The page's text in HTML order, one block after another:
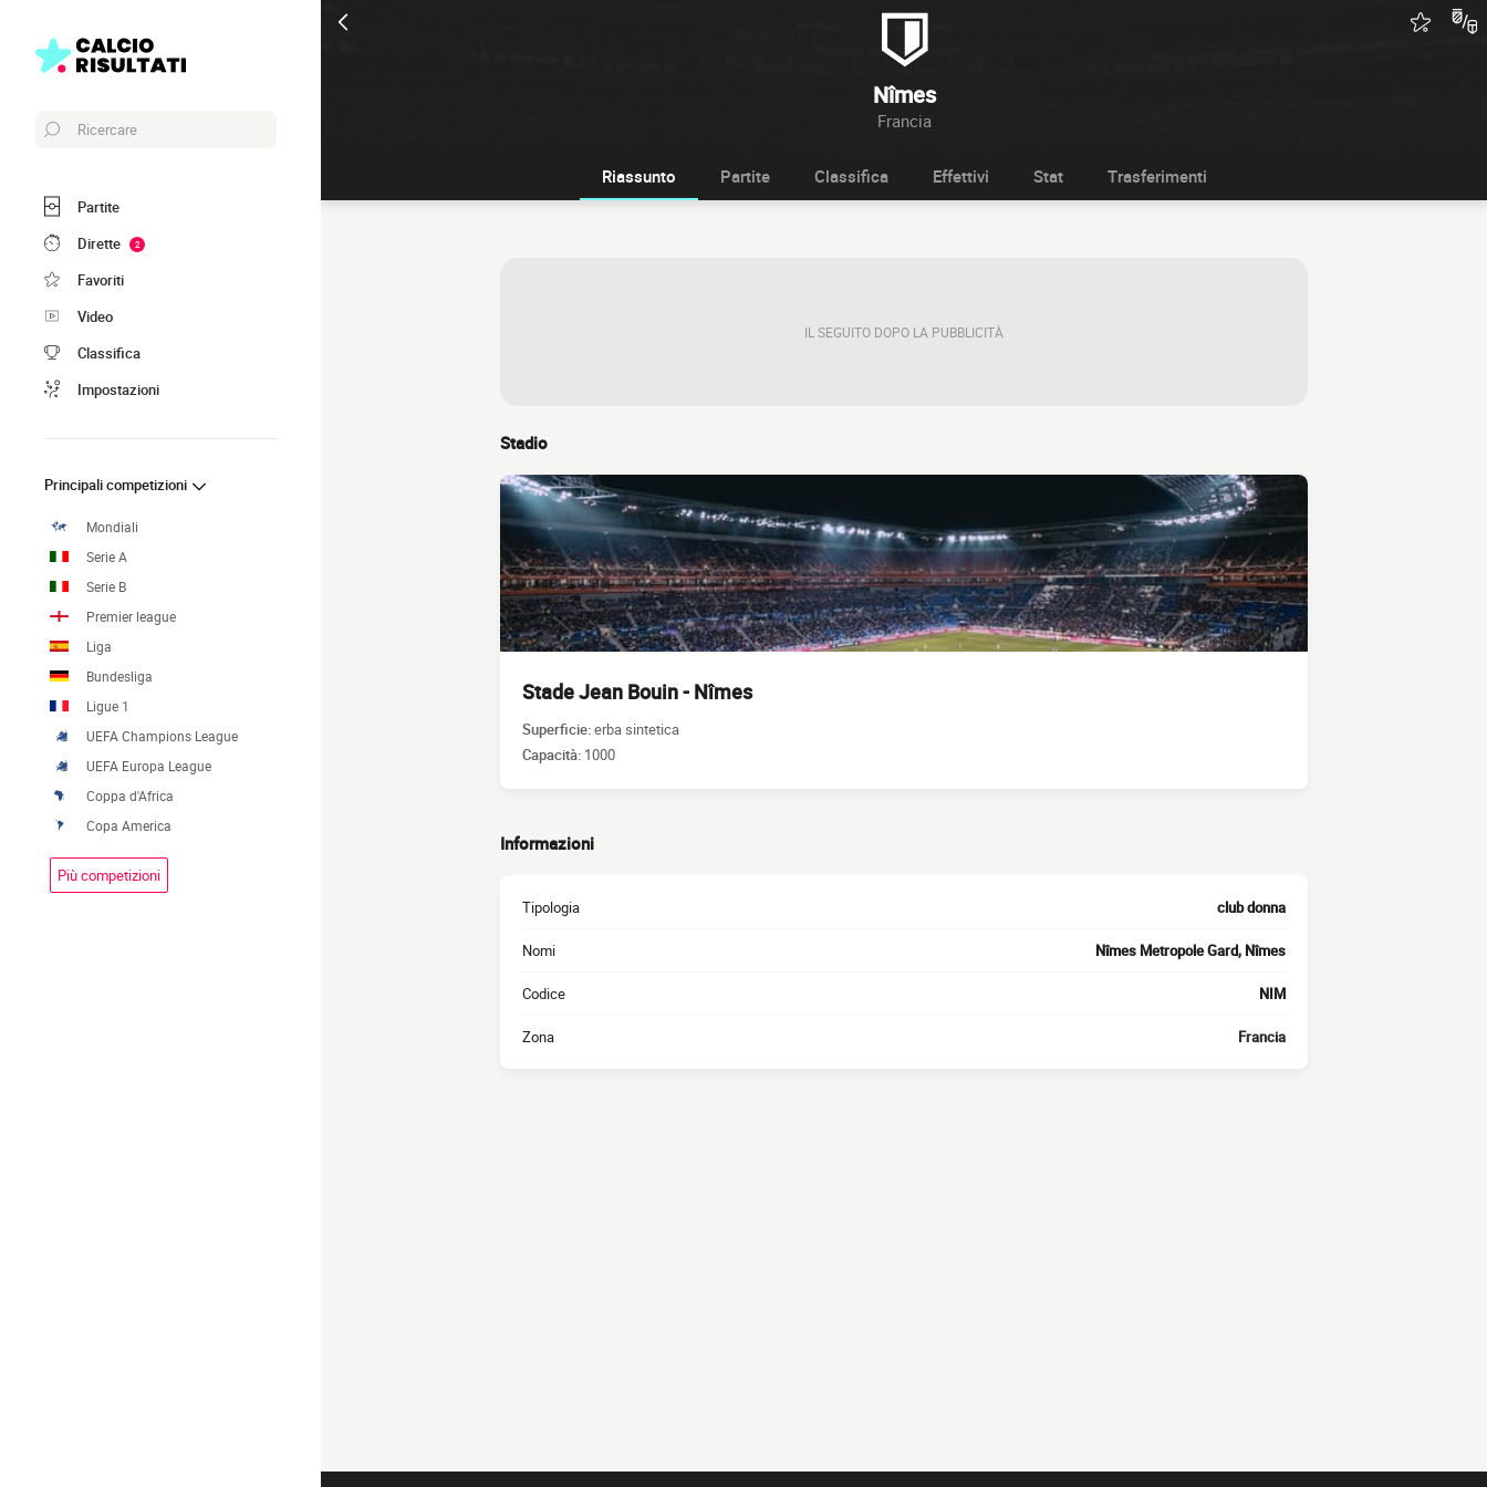
Nîmes
Francia
Ricercare
Partite
Dirette
2
Favoriti
Video
Classifica
Impostazioni
Principali competizioni
Mondiali
Serie A
Serie B
Premier league
Liga
Bundesliga
Ligue 1
UEFA Champions League
UEFA Europa League
Coppa d'Africa
Copa America
Più competizioni
Riassunto Partite Classifica Effettivi Stat Trasferimenti
IL SEGUITO DOPO LA PUBBLICITÀ
Stadio
Stade Jean Bouin - Nîmes
Superficie:erba sintetica
Capacità: 1000
Informazioni
Tipologia club donna
Nomi Nîmes Metropole Gard, Nîmes
Codice NIM
Zona Francia